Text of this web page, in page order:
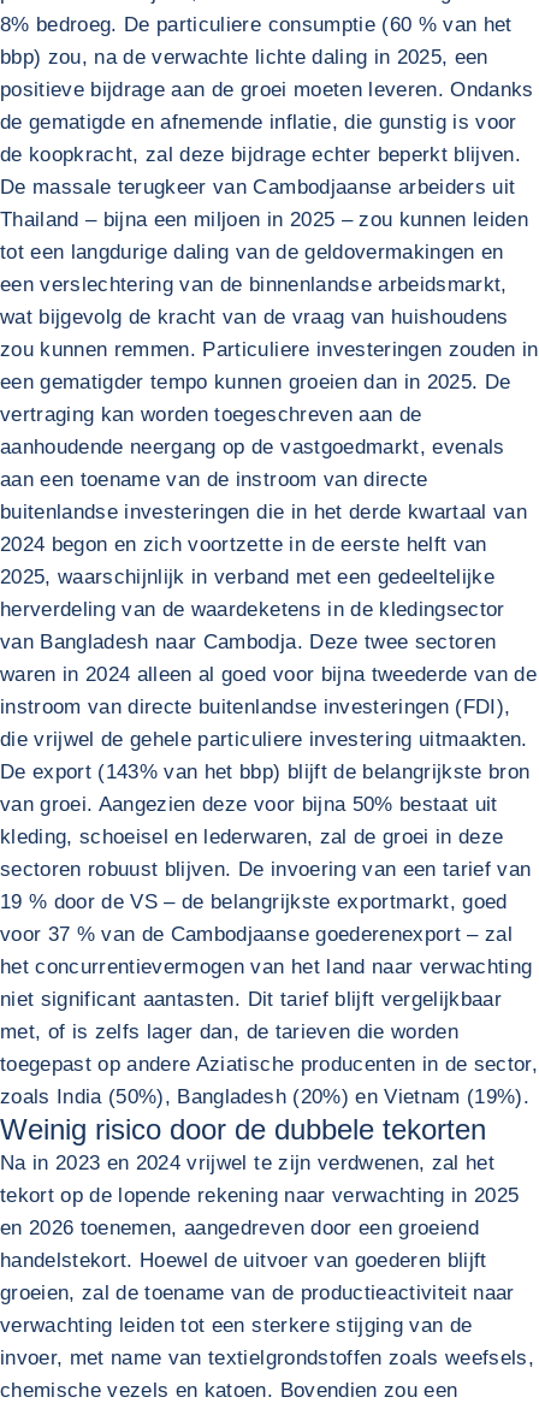
8% bedroeg. De particuliere consumptie (60 % van het
bbp) zou, na de verwachte lichte daling in 2025, een
positieve bijdrage aan de groei moeten leveren. Ondanks
de gematigde en afnemende inflatie, die gunstig is voor
de koopkracht, zal deze bijdrage echter beperkt blijven.
De massale terugkeer van Cambodjaanse arbeiders uit
Thailand – bijna een miljoen in 2025 – zou kunnen leiden
tot een langdurige daling van de geldovermakingen en
een verslechtering van de binnenlandse arbeidsmarkt,
wat bijgevolg de kracht van de vraag van huishoudens
zou kunnen remmen. Particuliere investeringen zouden in
een gematigder tempo kunnen groeien dan in 2025. De
vertraging kan worden toegeschreven aan de
aanhoudende neergang op de vastgoedmarkt, evenals
aan een toename van de instroom van directe
buitenlandse investeringen die in het derde kwartaal van
2024 begon en zich voortzette in de eerste helft van
2025, waarschijnlijk in verband met een gedeeltelijke
herverdeling van de waardeketens in de kledingsector
van Bangladesh naar Cambodja. Deze twee sectoren
waren in 2024 alleen al goed voor bijna tweederde van de
instroom van directe buitenlandse investeringen (FDI),
die vrijwel de gehele particuliere investering uitmaakten.
De export (143% van het bbp) blijft de belangrijkste bron
van groei. Aangezien deze voor bijna 50% bestaat uit
kleding, schoeisel en lederwaren, zal de groei in deze
sectoren robuust blijven. De invoering van een tarief van
19 % door de VS – de belangrijkste exportmarkt, goed
voor 37 % van de Cambodjaanse goederenexport – zal
het concurrentievermogen van het land naar verwachting
niet significant aantasten. Dit tarief blijft vergelijkbaar
met, of is zelfs lager dan, de tarieven die worden
toegepast op andere Aziatische producenten in de sector,
zoals India (50%), Bangladesh (20%) en Vietnam (19%).
Weinig risico door de dubbele tekorten
Na in 2023 en 2024 vrijwel te zijn verdwenen, zal het
tekort op de lopende rekening naar verwachting in 2025
en 2026 toenemen, aangedreven door een groeiend
handelstekort. Hoewel de uitvoer van goederen blijft
groeien, zal de toename van de productieactiviteit naar
verwachting leiden tot een sterkere stijging van de
invoer, met name van textielgrondstoffen zoals weefsels,
chemische vezels en katoen. Bovendien zou een